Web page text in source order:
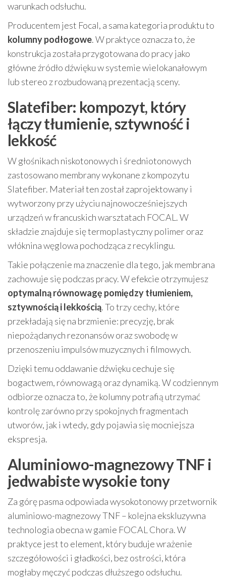
warunkach odsłuchu.
Producentem jest Focal, a sama kategoria produktu to
kolumny podłogowe. W praktyce oznacza to, że
konstrukcja została przygotowana do pracy jako
główne źródło dźwięku w systemie wielokanałowym
lub stereo z rozbudowaną prezentacją sceny.
Slatefiber: kompozyt, który
łączy tłumienie, sztywność i
lekkość
W głośnikach niskotonowych i średniotonowych
zastosowano membrany wykonane z kompozytu
Slatefiber. Materiał ten został zaprojektowany i
wytworzony przy użyciu najnowocześniejszych
urządzeń w francuskich warsztatach FOCAL. W
składzie znajduje się termoplastyczny polimer oraz
włóknina węglowa pochodząca z recyklingu.
Takie połączenie ma znaczenie dla tego, jak membrana
zachowuje się podczas pracy. W efekcie otrzymujesz
optymalną równowagę pomiędzy tłumieniem,
sztywnością i lekkością. To trzy cechy, które
przekładają się na brzmienie: precyzję, brak
niepożądanych rezonansów oraz swobodę w
przenoszeniu impulsów muzycznych i filmowych.
Dzięki temu oddawanie dźwięku cechuje się
bogactwem, równowagą oraz dynamiką. W codziennym
odbiorze oznacza to, że kolumny potrafią utrzymać
kontrolę zarówno przy spokojnych fragmentach
utworów, jak i wtedy, gdy pojawia się mocniejsza
ekspresja.
Aluminiowo-magnezowy TNF i
jedwabiste wysokie tony
Za górę pasma odpowiada wysokotonowy przetwornik
aluminiowo-magnezowy TNF – kolejna ekskluzywna
technologia obecna w gamie FOCAL Chora. W
praktyce jest to element, który buduje wrażenie
szczegółowości i gładkości, bez ostrości, która
mogłaby męczyć podczas dłuższego odsłuchu.